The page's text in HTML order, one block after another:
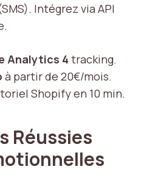
Intégrez via API
Analytics 4 tracking.
à partir de 20€/mois.
Shopify en 10 min.
Réussies